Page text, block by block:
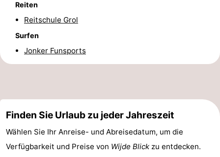
Reiten
Reitschule Grol
Surfen
Jonker Funsports
Finden Sie Urlaub zu jeder Jahreszeit
Wählen Sie Ihr Anreise- und Abreisedatum, um die
Verfügbarkeit und Preise von Wijde Blick zu entdecken.